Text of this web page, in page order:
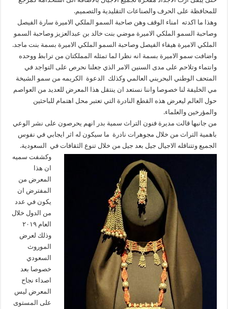
للمحافظة على الحرف والصناعات التقليدية والتصميم.
وهذا ما اكدته امناء الوقف وهن صاحبة السمو الملكي الاميرة سارة الفيصل
وصاحبة السمو الملكي الاميرة موضي بنت خالد بن عبدالعزيز وصاحبة السمو
الملكي الاميرة هيفاء الفيصل وصاحبة السمو الملكي الاميرة بسمة بنت ماجد.
واضافت سمو الاميرة بسمة انه نظرا لما تمثله المملكتان من ترابط ووحده
وانتماء وتلاحم على مدى السنين الامر الذي جعلنا نحرص على التواجد في
المتحف الوطني البحريني العالمي وكذلك الدعوة الكريمه من سمو الشيخة
مي الخليفة لنا خصوصا واننا نستعد ان ينتقل هذا المعرض للعديد من العواصم
حول العالم ليعرض هذه القطع النادرة التي تعتبر محل اهتمام للباحثين
والمؤرخين والعلماء.
من جانبها قالت مديرة فنون التراث سمية بدر انهم يحرصون على نشر الوعي
باهمية التراث من خلال مجوهرات نادرة ما سيكون له اثر ايجابي في نفوس
الجميع وتتناقله الاجيال جيل بعد جيل من خلال تنوع الثقافات في السعودية.
وكشفت سميه
ان هذا
المعرض من
المفترض ان
يكون في عدد
من الدول خلال
العام ٢٠١٩
وذلك لعرض
الموروث
السعودي
خصوصا بعد
اصداء نجاح
المعرض ليس
على المستوى